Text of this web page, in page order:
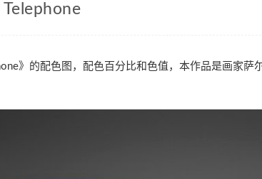
》的配色图，配色百分比和色值，本作品是画家萨